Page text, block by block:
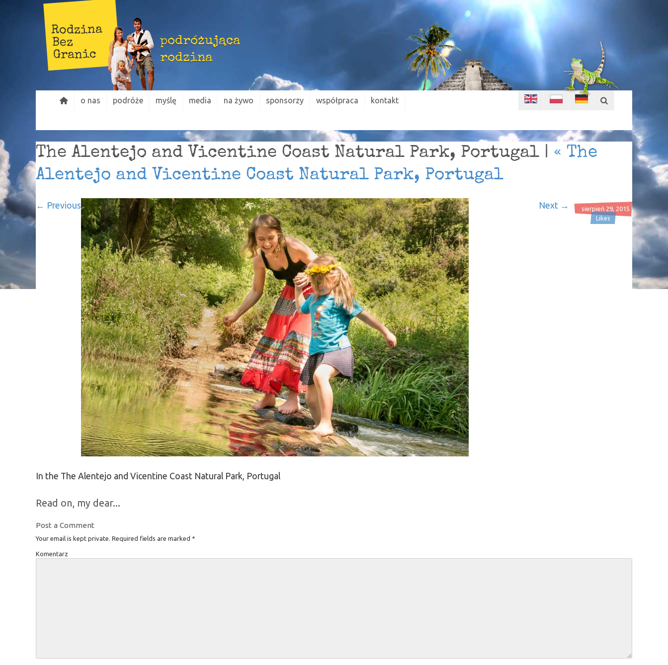
Rodzina
Bez
Granic
podróżująca
rodzina
o nas podróże myślę media na żywo sponsorzy współpraca kontakt
The Alentejo and Vicentine Coast Natural Park, Portugal | « The
Alentejo and Vicentine Coast Natural Park, Portugal
sierpień 29, 2015
Likes
← Previous Next →
In the The Alentejo and Vicentine Coast Natural Park, Portugal
Read on, my dear...
Post a Comment
Your email is kept private. Required fields are marked *
Komentarz